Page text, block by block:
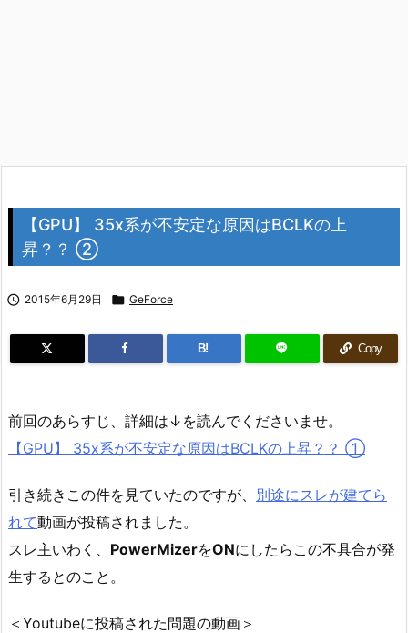
【GPU】 35x系が不安定な原因はBCLKの上
昇？？ ②
 2015年6月29日  GeForce
B! Copy
前回のあらすじ、詳細は↓を読んでくださいませ。
【GPU】 35x系が不安定な原因はBCLKの上昇？？ ①
引き続きこの件を見ていたのですが、 別途にスレが建てら
れて動画が投稿されました。
スレ主いわく、 PowerMizerをONにしたらこの不具合が発
生するとのこと。
＜Youtubeに投稿された問題の動画＞